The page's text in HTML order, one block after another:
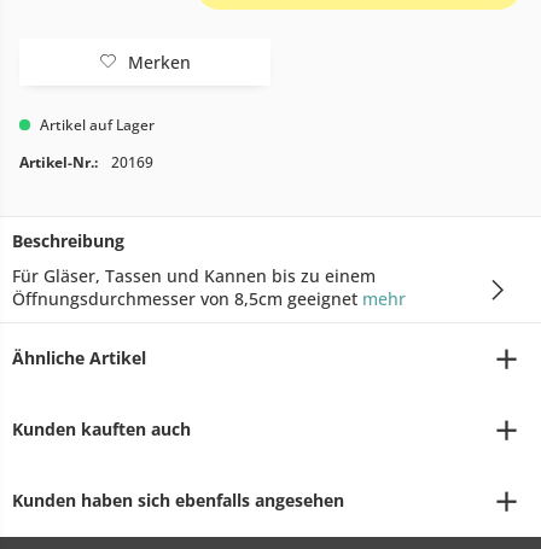
Merken
Artikel auf Lager
Artikel-Nr.:
20169
Beschreibung
Für Gläser, Tassen und Kannen bis zu einem
Öffnungsdurchmesser von 8,5cm geeignet mehr
Ähnliche Artikel
Kunden kauften auch
Kunden haben sich ebenfalls angesehen